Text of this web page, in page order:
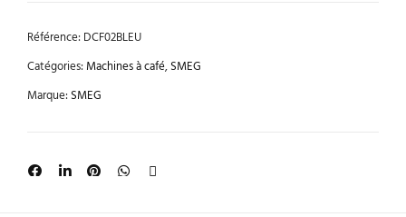
Référence:DCF02BLEU
Catégories:Machines à café,SMEG
Marque:SMEG